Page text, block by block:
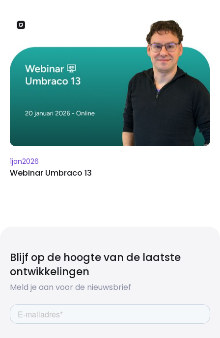
1jan2026
Webinar Umbraco 13
Blijf op de hoogte van de laatste
ontwikkelingen
Meld je aan voor de nieuwsbrief